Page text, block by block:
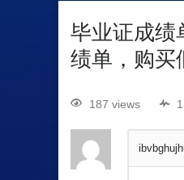
毕业证成
绩单，购买
187 views